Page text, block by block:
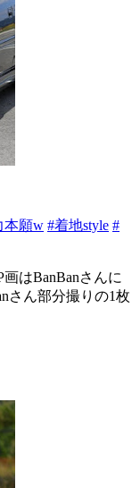
本願w #着地style #
はBanBanさんに
さん部分撮りの1枚